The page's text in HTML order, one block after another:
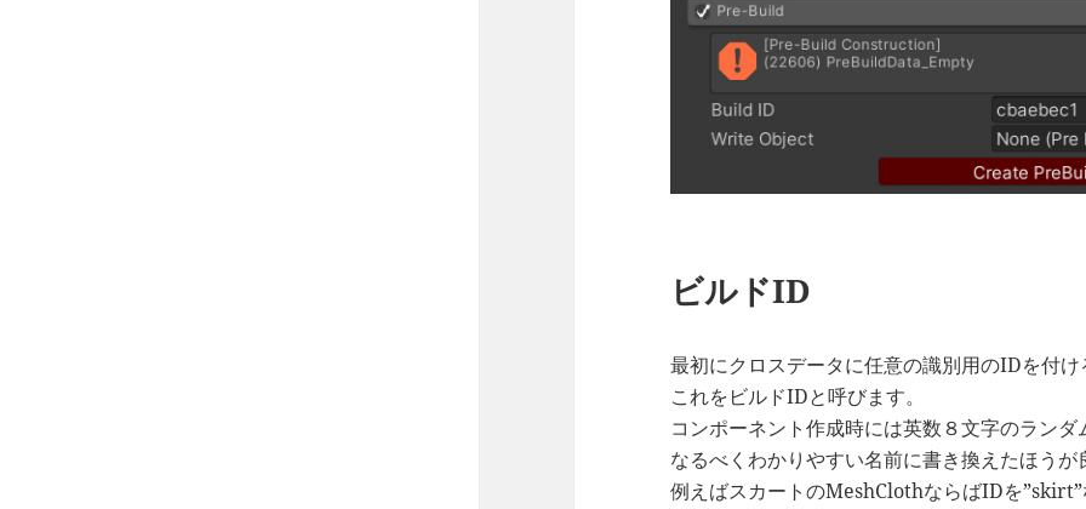
ビルドID
最初にクロスデータに任意の識別用のIDを付
これをビルドIDと呼びます。
コンポーネント作成時には英数８文字のラン
なるべくわかりやすい名前に書き換えたほうが
例えばスカートのMeshClothならばIDを